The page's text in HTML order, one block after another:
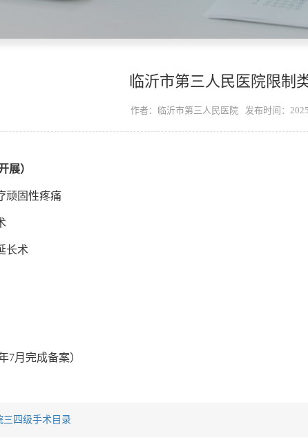
临沂市第三人民医院限制
作者：临沂市第三人民医院 发布时间：
展）
顽固性疼痛
长术
7月完成备案）
三四级手术目录